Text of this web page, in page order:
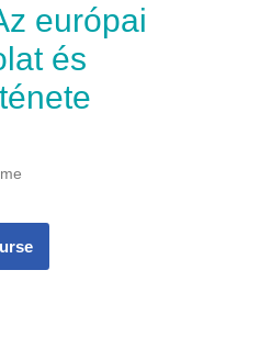
európai
és